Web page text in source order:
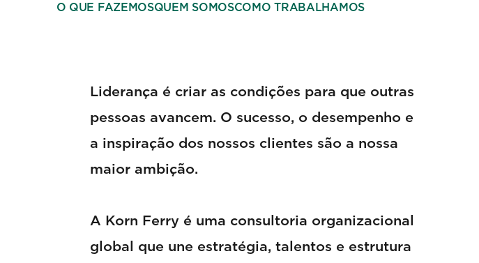
O QUE FAZEMOSQUEM SOMOSCOMO TRABALHAMOS
Liderança é criar as condições para que outras
pessoas avancem. O sucesso, o desempenho e
a inspiração dos nossos clientes são a nossa
maior ambição.
A Korn Ferry é uma consultoria organizacional
global que une estratégia, talentos e estrutura